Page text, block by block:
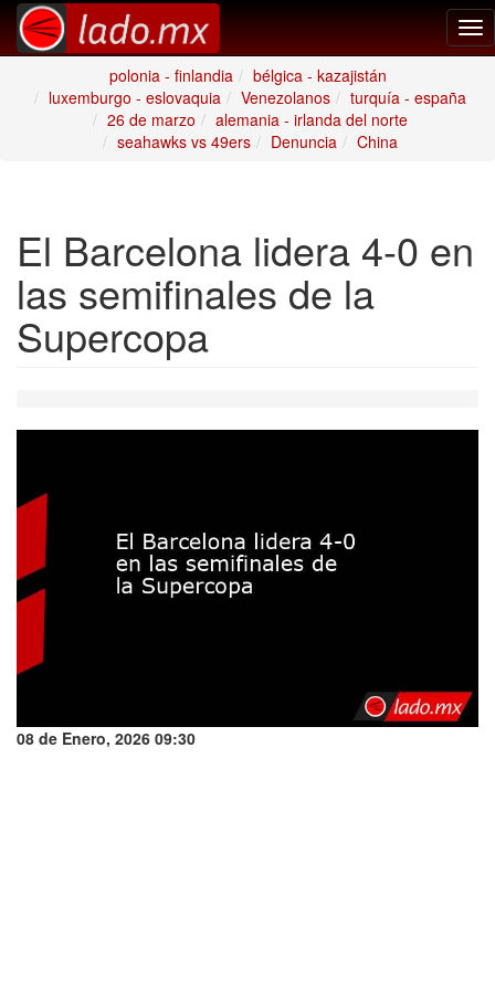
polonia - finlandia
bélgica - kazajistán
luxemburgo - eslovaquia
Venezolanos
turquía - españa
26 de marzo
alemania - irlanda del norte
seahawks vs 49ers
Denuncia China
El Barcelona lidera 4-0 en
las semifinales de la
Supercopa
08 de Enero, 2026 09:30